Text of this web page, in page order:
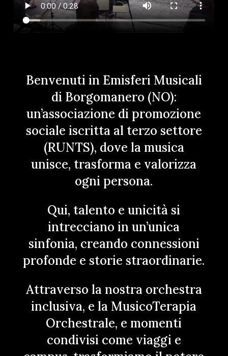
Benvenuti in Emisferi Musicali
di Borgomanero (NO):
un’associazione di promozione
sociale iscritta al terzo settore
(RUNTS), dove la musica
unisce, trasforma e valorizza
ogni persona.
Qui, talento e unicità si
intrecciano in un’unica
sinfonia, creando connessioni
profonde e storie straordinarie.
Attraverso la nostra orchestra
inclusiva, e la MusicoTerapia
Orchestrale, e momenti
condivisi come viaggi e